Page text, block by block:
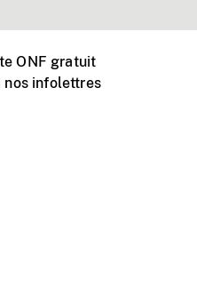
ONF gratuit
nos infolettres